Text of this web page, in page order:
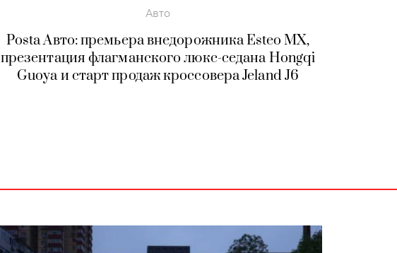
Авто
Posta Авто: премьера внедорожника Esteo MX,
презентация флагманского люкс-седана Hongqi
Guoya и старт продаж кроссовера Jeland J6